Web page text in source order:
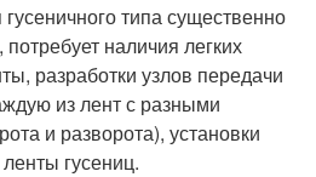
типа существенно
наличия легких
разработки узлов передачи
из лент с разными
и разворота), установки
гусениц.